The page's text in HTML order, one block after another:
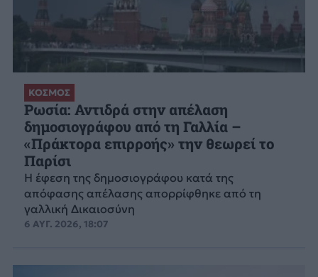
ΚΟΣΜΟΣ
Ρωσία: Αντιδρά στην απέλαση
δημοσιογράφου από τη Γαλλία –
«Πράκτορα επιρροής» την θεωρεί το
Παρίσι
Η έφεση της δημοσιογράφου κατά της
απόφασης απέλασης απορρίφθηκε από τη
γαλλική Δικαιοσύνη
6 ΑΥΓ. 2026, 18:07